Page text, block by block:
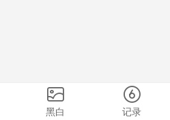
黑白 记录